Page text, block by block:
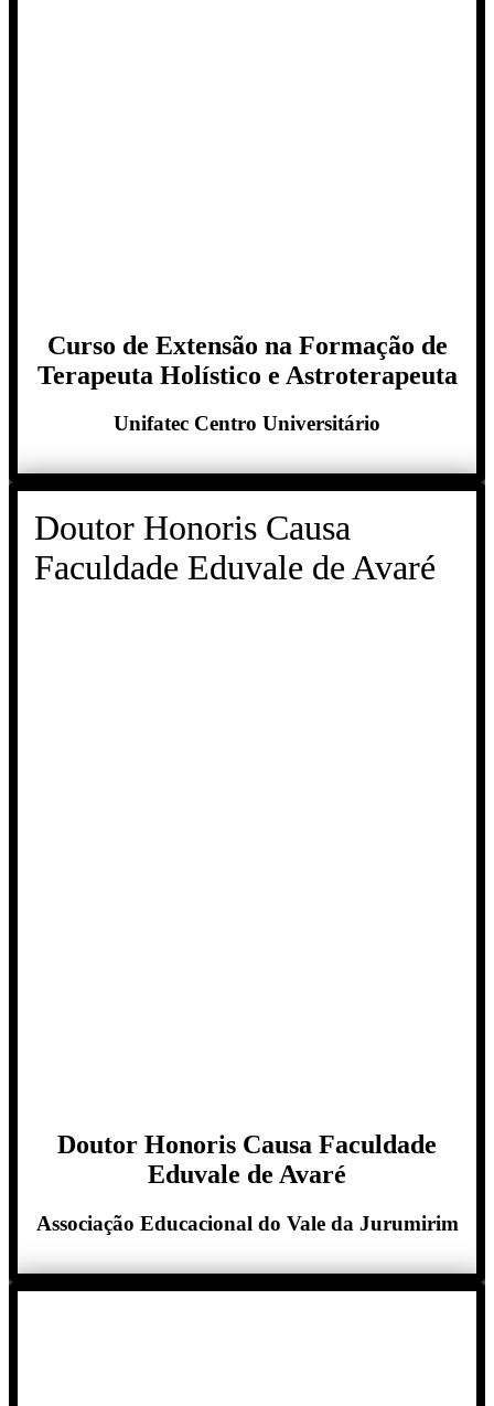
Curso de Extensão na Formação de
Terapeuta Holístico e Astroterapeuta
Unifatec Centro Universitário
Doutor Honoris Causa
Faculdade Eduvale de Avaré
Doutor Honoris Causa Faculdade
Eduvale de Avaré
Associação Educacional do Vale da Jurumirim